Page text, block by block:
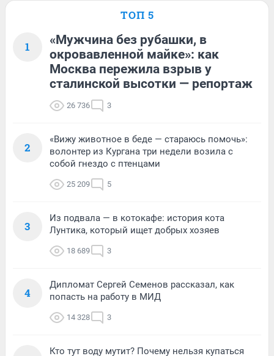
ТОП 5
1
«Мужчина без рубашки, в
окровавленной майке»: как
Москва пережила взрыв у
сталинской высотки — репортаж
26 736 3
2
«Вижу животное в беде — стараюсь помочь»:
волонтер из Кургана три недели возила с
собой гнездо с птенцами
25 209 5
3
Из подвала — в котокафе: история кота
Лунтика, который ищет добрых хозяев
18 689 3
4
Дипломат Сергей Семенов рассказал, как
попасть на работу в МИД
14 328 3
Кто тут воду мутит? Почему нельзя купаться